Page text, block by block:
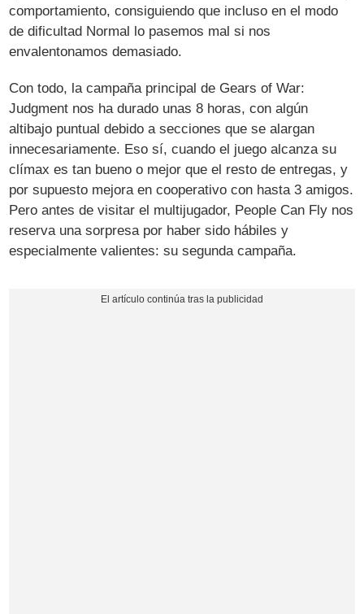
comportamiento, consiguiendo que incluso en el modo
de dificultad Normal lo pasemos mal si nos
envalentonamos demasiado.
Con todo, la campaña principal de Gears of War:
Judgment nos ha durado unas 8 horas, con algún
altibajo puntual debido a secciones que se alargan
innecesariamente. Eso sí, cuando el juego alcanza su
clímax es tan bueno o mejor que el resto de entregas, y
por supuesto mejora en cooperativo con hasta 3 amigos.
Pero antes de visitar el multijugador, People Can Fly nos
reserva una sorpresa por haber sido hábiles y
especialmente valientes: su segunda campaña.